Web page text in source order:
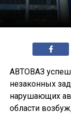
АВТОВАЗ
незаконных
нарушающих
области